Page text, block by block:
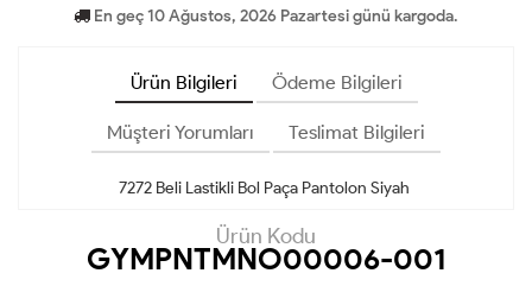
En geç 10 Ağustos, 2026 Pazartesi günü kargoda.
Ürün Bilgileri Ödeme Bilgileri
Müşteri Yorumları Teslimat Bilgileri
7272 Beli Lastikli Bol Paça Pantolon Siyah
Ürün Kodu
GYMPNTMNO00006-001